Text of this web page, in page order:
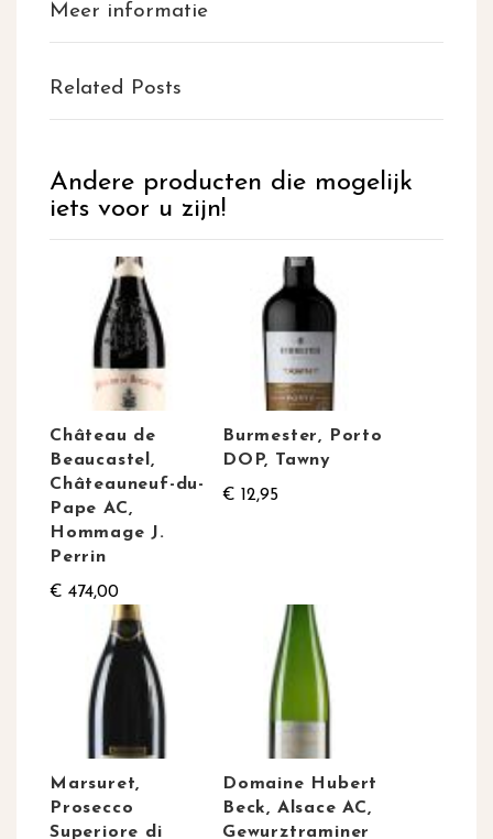
Meer informatie
Related Posts
Andere producten die mogelijk
iets voor u zijn!
Château de
Beaucastel,
Châteauneuf-du-
Pape AC,
Hommage J.
Perrin
€ 474,00
Burmester, Porto
DOP, Tawny
€ 12,95
Marsuret,
Prosecco
Superiore di
Domaine Hubert
Beck, Alsace AC,
Gewurztraminer